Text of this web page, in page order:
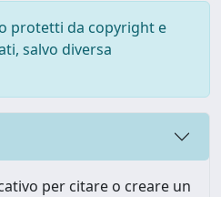
protetti da copyright e
salvo diversa
per citare o creare un